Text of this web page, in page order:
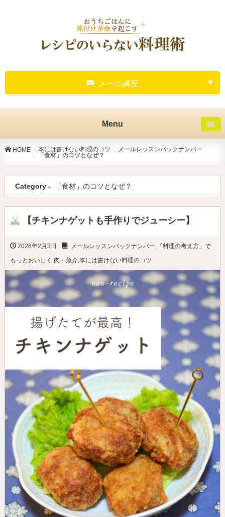
メール講座
Menu
HOME 本には書けない料理のコツ
メールレッスンバックナンバー
「食材」のコツとなぜ？
Category - 「食材」のコツとなぜ？
【チキンナゲットも手作りでジューシー】
2026年2月3日 メールレッスンバックナンバー, 「料理の考え方」で
もっとおいしく ,肉・魚介,本には書けない料理のコツ